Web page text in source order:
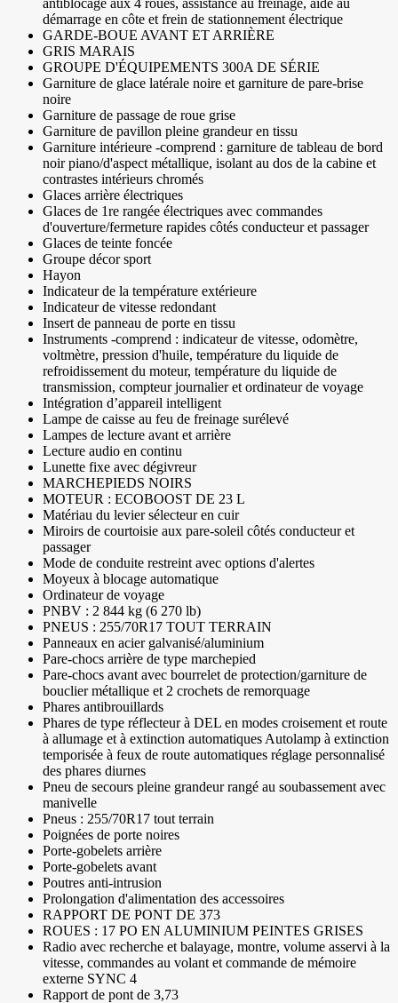
antiblocage aux 4 roues, assistance au freinage, aide au
démarrage en côte et frein de stationnement électrique
GARDE-BOUE AVANT ET ARRIÈRE
GRIS MARAIS
GROUPE D'ÉQUIPEMENTS 300A DE SÉRIE
Garniture de glace latérale noire et garniture de pare-brise
noire
Garniture de passage de roue grise
Garniture de pavillon pleine grandeur en tissu
Garniture intérieure -comprend : garniture de tableau de bord
noir piano/d'aspect métallique, isolant au dos de la cabine et
contrastes intérieurs chromés
Glaces arrière électriques
Glaces de 1re rangée électriques avec commandes
d'ouverture/fermeture rapides côtés conducteur et passager
Glaces de teinte foncée
Groupe décor sport
Hayon
Indicateur de la température extérieure
Indicateur de vitesse redondant
Insert de panneau de porte en tissu
Instruments -comprend : indicateur de vitesse, odomètre,
voltmètre, pression d'huile, température du liquide de
refroidissement du moteur, température du liquide de
transmission, compteur journalier et ordinateur de voyage
Intégration d’appareil intelligent
Lampe de caisse au feu de freinage surélevé
Lampes de lecture avant et arrière
Lecture audio en continu
Lunette fixe avec dégivreur
MARCHEPIEDS NOIRS
MOTEUR : ECOBOOST DE 23 L
Matériau du levier sélecteur en cuir
Miroirs de courtoisie aux pare-soleil côtés conducteur et
passager
Mode de conduite restreint avec options d'alertes
Moyeux à blocage automatique
Ordinateur de voyage
PNBV : 2 844 kg (6 270 lb)
PNEUS : 255/70R17 TOUT TERRAIN
Panneaux en acier galvanisé/aluminium
Pare-chocs arrière de type marchepied
Pare-chocs avant avec bourrelet de protection/garniture de
bouclier métallique et 2 crochets de remorquage
Phares antibrouillards
Phares de type réflecteur à DEL en modes croisement et route
à allumage et à extinction automatiques Autolamp à extinction
temporisée à feux de route automatiques réglage personnalisé
des phares diurnes
Pneu de secours pleine grandeur rangé au soubassement avec
manivelle
Pneus : 255/70R17 tout terrain
Poignées de porte noires
Porte-gobelets arrière
Porte-gobelets avant
Poutres anti-intrusion
Prolongation d'alimentation des accessoires
RAPPORT DE PONT DE 373
ROUES : 17 PO EN ALUMINIUM PEINTES GRISES
Radio avec recherche et balayage, montre, volume asservi à la
vitesse, commandes au volant et commande de mémoire
externe SYNC 4
Rapport de pont de 3,73